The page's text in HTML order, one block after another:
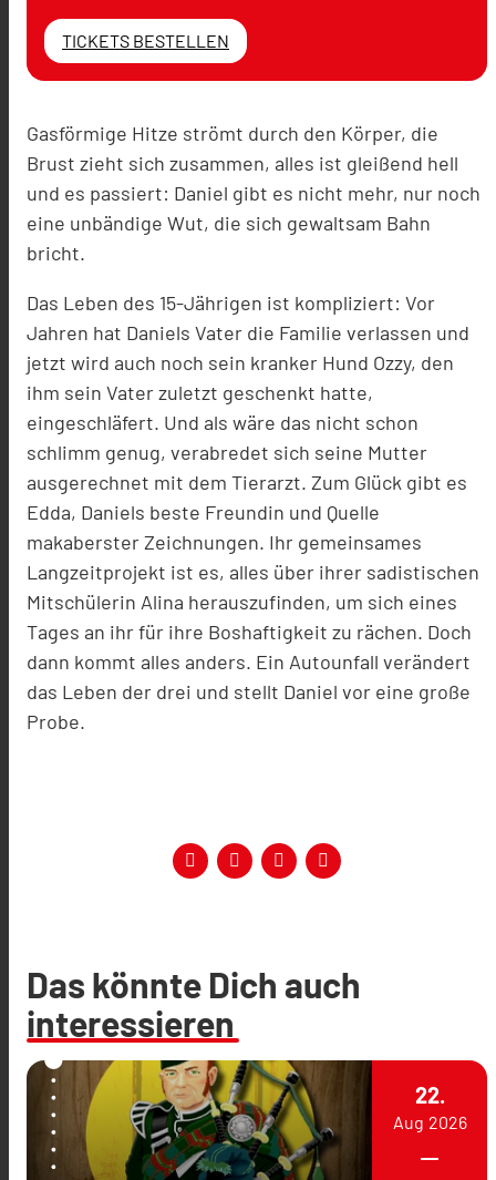
TICKETS BESTELLEN
Gasförmige Hitze strömt durch den Körper, die
Brust zieht sich zusammen, alles ist gleißend hell
und es passiert: Daniel gibt es nicht mehr, nur noch
eine unbändige Wut, die sich gewaltsam Bahn
bricht.
Das Leben des 15-Jährigen ist kompliziert: Vor
Jahren hat Daniels Vater die Familie verlassen und
jetzt wird auch noch sein kranker Hund Ozzy, den
ihm sein Vater zuletzt geschenkt hatte,
eingeschläfert. Und als wäre das nicht schon
schlimm genug, verabredet sich seine Mutter
ausgerechnet mit dem Tierarzt. Zum Glück gibt es
Edda, Daniels beste Freundin und Quelle
makaberster Zeichnungen. Ihr gemeinsames
Langzeitprojekt ist es, alles über ihrer sadistischen
Mitschülerin Alina herauszufinden, um sich eines
Tages an ihr für ihre Boshaftigkeit zu rächen. Doch
dann kommt alles anders. Ein Autounfall verändert
das Leben der drei und stellt Daniel vor eine große
Probe.
Das könnte Dich auch
interessieren
22.
Aug 2026